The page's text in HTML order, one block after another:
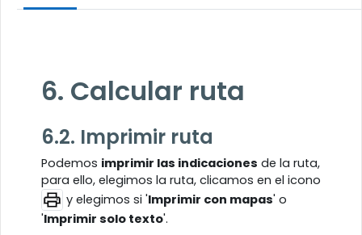
6. Calcular ruta
6.2. Imprimir ruta
Podemos imprimir las indicaciones de la ruta,
para ello, elegimos la ruta, clicamos en el icono
y elegimos si 'Imprimir con mapas' o
'Imprimir solo texto'.